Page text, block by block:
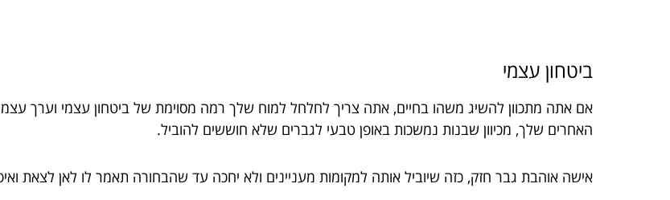
ביטחון עצמי
אם אתה מתכוון להשיג משהו בחיים, אתה צריך לחלחל למוח שלך רמה מסוימת של ביטחון עצמי וערך
האחרים שלך, מכיוון שבנות נמשכות באופן טבעי לגברים שלא חוששים להוביל.
אישה אוהבת גבר חזק, כזה שיוביל אותה למקומות מעניינים ולא יחכה עד שהבחורה תאמר לו לאן לצאת